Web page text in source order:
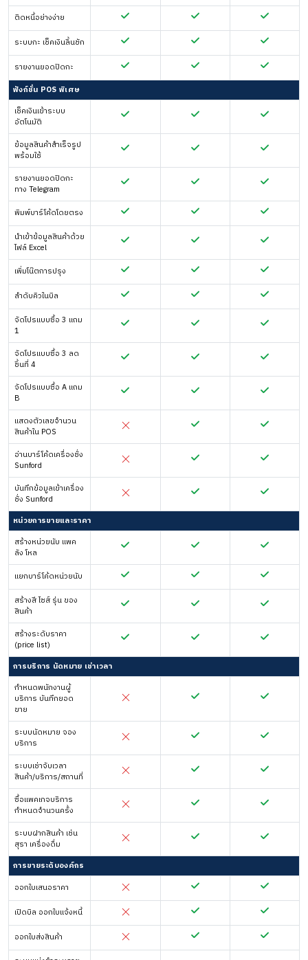
ติดหนี้อย่างง่าย
ระบบกะ เช็คเงินลิ้นชัก
รายงานยอดปิดกะ
ฟังก์ชั่น POS พิเศษ
เช็คเงินเข้าระบบ
อัตโนมัติ
ข้อมูลสินค้าสำเร็จรูป
พร้อมใช้
รายงานยอดปิดกะ
ทาง Telegram
พิมพ์บาร์โค้ดโดยตรง
นำเข้าข้อมูลสินค้าด้วย
ไฟล์ Excel
เพิ่มโน๊ตการปรุง
ลำดับคิวในบิล
จัดโปรแบบซื้อ 3 แถม
1
จัดโปรแบบซื้อ 3 ลด
ชิ้นที่ 4
จัดโปรแบบซื้อ A แถม
B
แสดงตัวเลขจำนวน
สินค้าใน POS
อ่านบาร์โค้ดเครื่องชั่ง
Sunford
บันทึกข้อมูลเข้าเครื่อง
ชั่ง Sunford
หน่วยการขายและราคา
สร้างหน่วยนับ แพค
ลัง โหล
แยกบาร์โค้ดหน่วยนับ
สร้างสี ไซส์ รุ่น ของ
สินค้า
สร้างระดับราคา
(price list)
การบริการ นัดหมาย เช่าเวลา
กำหนดพนักงานผู้
บริการ บันทึกยอด
ขาย
ระบบนัดหมาย จอง
บริการ
ระบบเช่าจับเวลา
สินค้า/บริการ/สถานที่
ซื้อแพคเกจบริการ
กำหนดจำนวนครั้ง
ระบบฝากสินค้า เช่น
สุรา เครื่องดื่ม
การขายระดับองค์กร
ออกใบเสนอราคา
เปิดบิล ออกใบแจ้งหนี้
ออกใบส่งสินค้า